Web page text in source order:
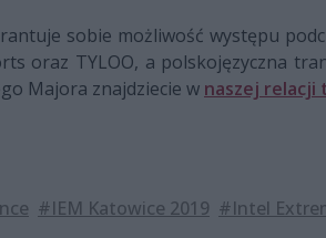
sobie możliwość występu
oraz TYLOO, a polskojęzyczna
Majora znajdziecie w naszej
#IEM Katowice 2019 #Intel